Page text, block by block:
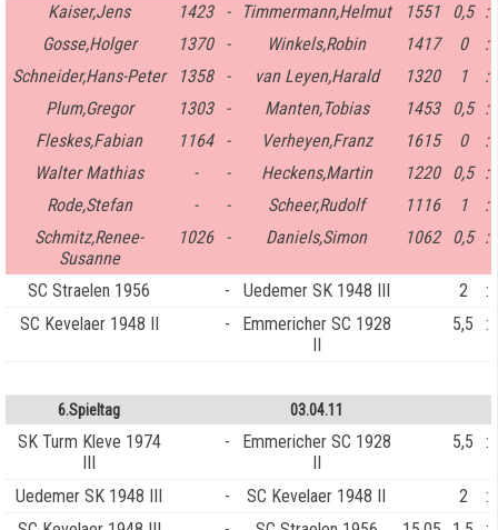
Kaiser,Jens 1423 - Timmermann,Helmut 1551 0,5 :
Gosse,Holger
1370 - Winkels,Robin 1417 0
:
Schneider,Hans-Peter
1358 - van Leyen,Harald 1320 1
:
Plum,Gregor
1303 - Manten,Tobias 1453 0,5 :
Fleskes,Fabian
1164 - Verheyen,Franz 1615 0
:
Walter Mathias
- - Heckens,Martin 1220 0,5 :
Rode,Stefan
- - Scheer,Rudolf 1116 1
:
Schmitz,Renee-
Susanne
1026 - Daniels,Simon 1062 0,5 :
SC Straelen 1956 - Uedemer SK 1948 III 2
:
SC Kevelaer 1948 II
-
Emmericher SC 1928
5,5 :
6.Spieltag 03.04.11
SK Turm Kleve 1974
-
Emmericher SC 1928
5,5 :
Uedemer SK 1948 III - SC Kevelaer 1948 II 2
: